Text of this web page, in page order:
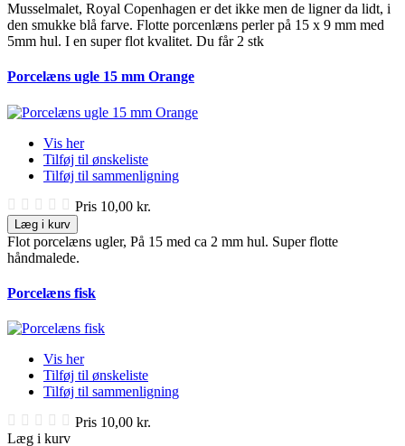
Musselmalet, Royal Copenhagen er det ikke men de ligner da lidt, i
den smukke blå farve. Flotte porcenlæns perler på 15 x 9 mm med
5mm hul. I en super flot kvalitet. Du får 2 stk
Porcelæns ugle 15 mm Orange
Vis her
Tilføj til ønskeliste
Tilføj til sammenligning
Pris 10,00 kr.
Læg i kurv
Flot porcelæns ugler, På 15 med ca 2 mm hul. Super flotte
håndmalede.
Porcelæns fisk
Vis her
Tilføj til ønskeliste
Tilføj til sammenligning
Pris 10,00 kr.
Læg i kurv